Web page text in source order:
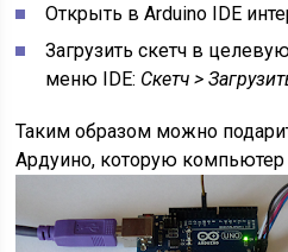
Открыть в Arduino IDE
Загрузить скетч в
меню IDE: Скетч >
Таким образом можно
Ардуино, которую компьютер